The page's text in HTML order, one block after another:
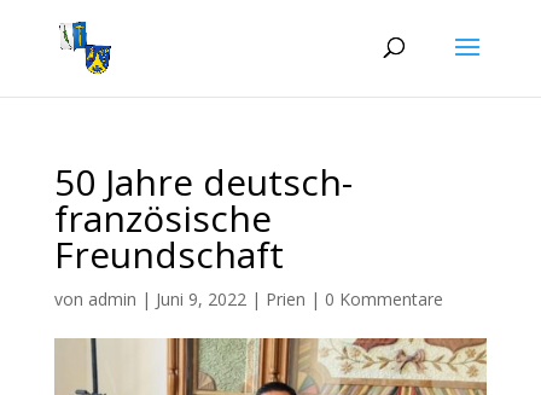
50 Jahre deutsch-
französische
Freundschaft
von admin | Juni 9, 2022| Prien | 0 Kommentare